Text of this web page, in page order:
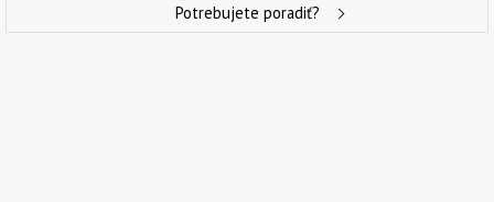
Potrebujete poradiť?